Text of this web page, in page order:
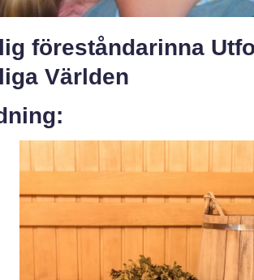
föreståndarinna
Världen